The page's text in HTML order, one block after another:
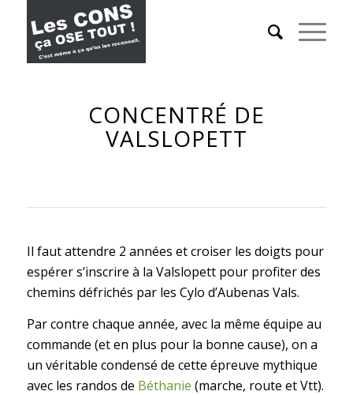
CONCENTRÉ DE
VALSLOPETT
Il faut attendre 2 années et croiser les doigts pour
espérer s’inscrire à la Valslopett pour profiter des
chemins défrichés par les Cylo d’Aubenas Vals.
Par contre chaque année, avec la même équipe au
commande (et en plus pour la bonne cause), on a
un véritable condensé de cette épreuve mythique
avec les randos de Béthanie (marche, route et Vtt).